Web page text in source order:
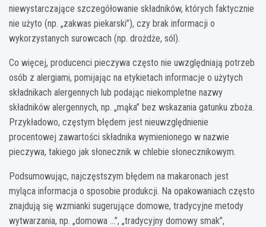
niewystarczające szczegółowanie składników, których faktycznie
nie użyto (np. „zakwas piekarski”), czy brak informacji o
wykorzystanych surowcach (np. drożdże, sól).
Co więcej, producenci pieczywa często nie uwzględniają potrzeb
osób z alergiami, pomijając na etykietach informacje o użytych
składnikach alergennych lub podając niekompletne nazwy
składników alergennych, np. „mąka” bez wskazania gatunku zboża.
Przykładowo, częstym błędem jest nieuwzględnienie
procentowej zawartości składnika wymienionego w nazwie
pieczywa, takiego jak słonecznik w chlebie słonecznikowym.
Podsumowując, najczęstszym błędem na makaronach jest
myląca informacja o sposobie produkcji. Na opakowaniach często
znajdują się wzmianki sugerujące domowe, tradycyjne metody
wytwarzania, np. „domowa …”, „tradycyjny domowy smak”,